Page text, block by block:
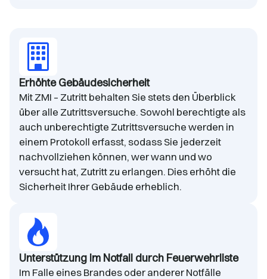
Erhöhte Gebäudesicherheit
Mit ZMI – Zutritt behalten Sie stets den Überblick
über alle Zutrittsversuche. Sowohl berechtigte als
auch unberechtigte Zutrittsversuche werden in
einem Protokoll erfasst, sodass Sie jederzeit
nachvollziehen können, wer wann und wo
versucht hat, Zutritt zu erlangen. Dies erhöht die
Sicherheit Ihrer Gebäude erheblich.
Unterstützung im Notfall durch Feuerwehrliste
Im Falle eines Brandes oder anderer Notfälle